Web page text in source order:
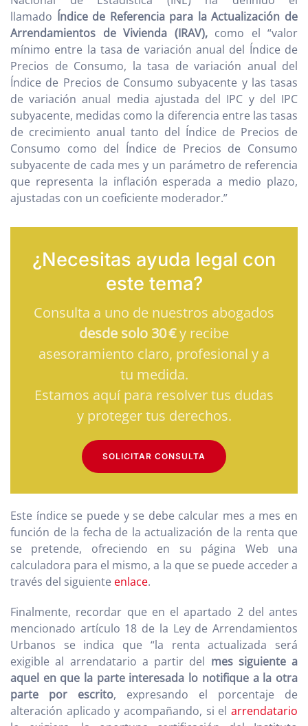
llamado Índice de Referencia para la Actualización de
Arrendamientos de Vivienda (IRAV),como el “valor
mínimo entre la tasa de variación anual del Índice de
Precios de Consumo, la tasa de variación anual del
Índice de Precios de Consumo subyacente y las tasas
de variación anual media ajustada del IPC y del IPC
subyacente, medidas como la diferencia entre las tasas
de crecimiento anual tanto del Índice de Precios de
Consumo como del Índice de Precios de Consumo
subyacente de cada mes y un parámetro de referencia
que representa la inflación esperada a medio plazo,
ajustadas con un coeficiente moderador.”
¿Necesitas ayuda legal con
este tema?
Consulta a uno de nuestros abogados
desde solo 30 €y recibe
asesoramiento claro, profesional y a
tu medida.
Estamos aquí para resolver tus dudas
y proteger tus derechos.
SOLICITAR CONSULTA
Este índice se puede y se debe calcular mes a mes en
función de la fecha de la actualización de la renta que
se pretende, ofreciendo en su página Web una
calculadora para el mismo, a la que se puede acceder a
través del siguiente enlace.
Finalmente, recordar que en el apartado 2 del antes
mencionado artículo 18 de la Ley de Arrendamientos
Urbanos se indica que “la renta actualizada será
exigible al arrendatario a partir del mes siguiente a
aquel en que la parte interesada lo notifique a la otra
parte por escrito, expresando el porcentaje de
alteración aplicado y acompañando, si el arrendatario